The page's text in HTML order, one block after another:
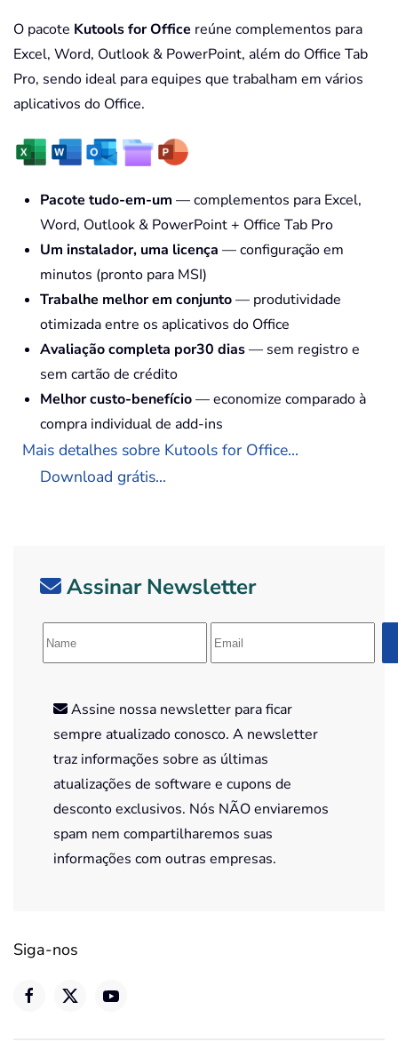
O pacote Kutools for Office reúne complementos para
Excel, Word, Outlook & PowerPoint, além do Office Tab
Pro, sendo ideal para equipes que trabalham em vários
aplicativos do Office.
Pacote tudo-em-um — complementos para Excel,
Word, Outlook & PowerPoint + Office Tab Pro
Um instalador, uma licença — configuração em
minutos (pronto para MSI)
Trabalhe melhor em conjunto— produtividade
otimizada entre os aplicativos do Office
Avaliação completa por30 dias— sem registro e
sem cartão de crédito
Melhor custo-benefício— economize comparado à
compra individual de add-ins
Mais detalhes sobre Kutools for Office...
Download grátis...
Assinar Newsletter
Assine nossa newsletter para ficar
sempre atualizado conosco. A newsletter
traz informações sobre as últimas
atualizações de software e cupons de
desconto exclusivos. Nós NÃO enviaremos
spam nem compartilharemos suas
informações com outras empresas.
Siga-nos